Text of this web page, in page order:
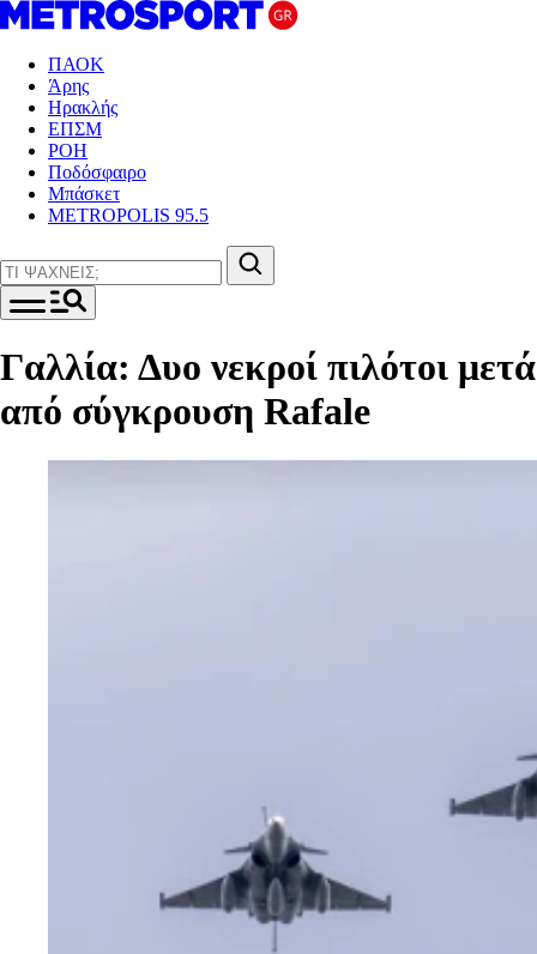
ΠΑΟΚ
Άρης
Ηρακλής
ΕΠΣΜ
ΡΟΗ
Ποδόσφαιρο
Μπάσκετ
METROPOLIS 95.5
Γαλλία: Δυο νεκροί πιλότοι μετά
από σύγκρουση Rafale